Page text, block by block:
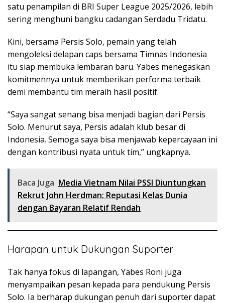
satu penampilan di BRI Super League 2025/2026, lebih
sering menghuni bangku cadangan Serdadu Tridatu.
Kini, bersama Persis Solo, pemain yang telah
mengoleksi delapan caps bersama Timnas Indonesia
itu siap membuka lembaran baru. Yabes menegaskan
komitmennya untuk memberikan performa terbaik
demi membantu tim meraih hasil positif.
“Saya sangat senang bisa menjadi bagian dari Persis
Solo. Menurut saya, Persis adalah klub besar di
Indonesia. Semoga saya bisa menjawab kepercayaan ini
dengan kontribusi nyata untuk tim,” ungkapnya.
Baca Juga Media Vietnam Nilai PSSI Diuntungkan
Rekrut John Herdman: Reputasi Kelas Dunia
dengan Bayaran Relatif Rendah
Harapan untuk Dukungan Suporter
Tak hanya fokus di lapangan, Yabes Roni juga
menyampaikan pesan kepada para pendukung Persis
Solo. Ia berharap dukungan penuh dari suporter dapat